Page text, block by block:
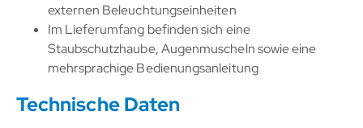
externen Beleuchtungseinheiten
Im Lieferumfang befinden sich eine
Staubschutzhaube, Augenmuscheln sowie eine
mehrsprachige Bedienungsanleitung
Technische Daten